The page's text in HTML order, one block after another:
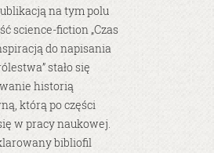
na tym polu
science-fiction „Czas
do napisania
stało się
historią
którą po części
w pracy naukowej.
bibliofil